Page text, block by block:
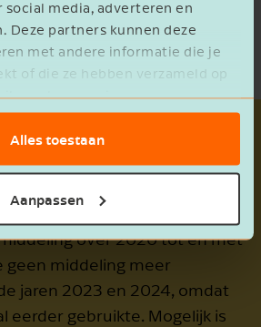
social media, adverteren en
Deze partners kunnen deze
met andere informatie die je
of die ze hebben verzameld op
van hun services.
Alles toestaan
Aanpassen
over welke kalenderjaren je in
keer in een middeling mee.
over 2020 tot en met
geen middeling meer
jaren 2023 en 2024, omdat
eerder gebruikte. Mogelijk is